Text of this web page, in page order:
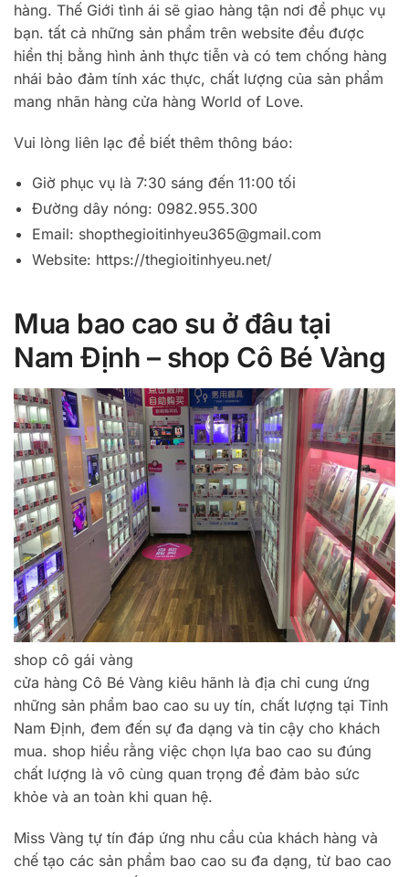
hàng. Thế Giới tình ái sẽ giao hàng tận nơi để phục vụ
bạn. tất cả những sản phẩm trên website đều được
hiển thị bằng hình ảnh thực tiễn và có tem chống hàng
nhái bảo đảm tính xác thực, chất lượng của sản phẩm
mang nhãn hàng cửa hàng World of Love.
Vui lòng liên lạc để biết thêm thông báo:
Giờ phục vụ là 7:30 sáng đến 11:00 tối
Đường dây nóng: 0982.955.300
Email: shopthegioitinhyeu365@gmail.com
Website: https://thegioitinhyeu.net/
Mua bao cao su ở đâu tại
Nam Định – shop Cô Bé Vàng
shop cô gái vàng
cửa hàng Cô Bé Vàng kiêu hãnh là địa chỉ cung ứng
những sản phẩm bao cao su uy tín, chất lượng tại Tỉnh
Nam Định, đem đến sự đa dạng và tin cậy cho khách
mua. shop hiểu rằng việc chọn lựa bao cao su đúng
chất lượng là vô cùng quan trọng để đảm bảo sức
khỏe và an toàn khi quan hệ.
Miss Vàng tự tín đáp ứng nhu cầu của khách hàng và
chế tạo các sản phẩm bao cao su đa dạng, từ bao cao